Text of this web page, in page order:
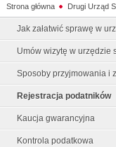
Strona główna Drugi Urząd
Jak załatwić sprawę w
Umów wizytę w urzędzie
Sposoby przyjmowania i
Rejestracja podatników
Kaucja gwarancyjna
Kontrola podatkowa